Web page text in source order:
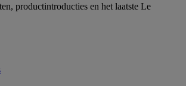
productintroducties en het laatste Le